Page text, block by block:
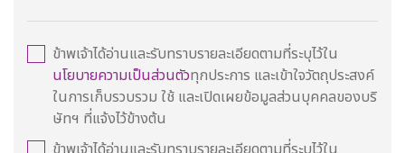
ข้าพเจ้าได้อ่านและรับทราบรายละเอียดตามที่ระบุไว้ใน
นโยบายความเป็นส่วนตัวทุกประการ และเข้าใจวัตถุประสงค์
ในการเก็บรวบรวม ใช้ และเปิดเผยข้อมูลส่วนบุคคลของบริ
ษัทฯ ที่แจ้งไว้ข้างต้น